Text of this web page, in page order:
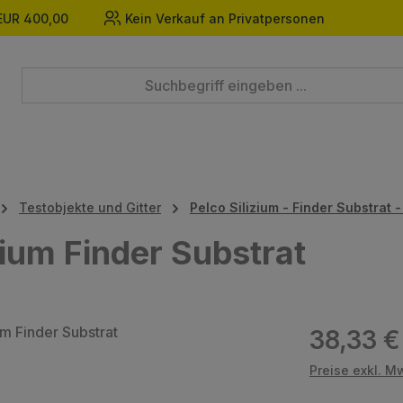
400,00 Kein Verkauf an Privatpersonen
Testobjekte und Gitter Pelco Silizium - Finder Substrat -
Finder Substrat
Regulärer
38,33 €
Preise exkl.